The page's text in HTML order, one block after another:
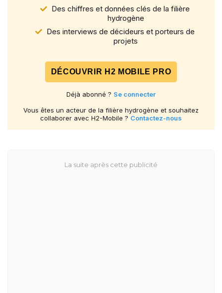
Des chiffres et données clés de la filière
hydrogène
Des interviews de décideurs et porteurs de
projets
DÉCOUVRIR H2 MOBILE PRO
Déjà abonné ? Se connecter
Vous êtes un acteur de la filière hydrogène et souhaitez
collaborer avec H2-Mobile ? Contactez-nous